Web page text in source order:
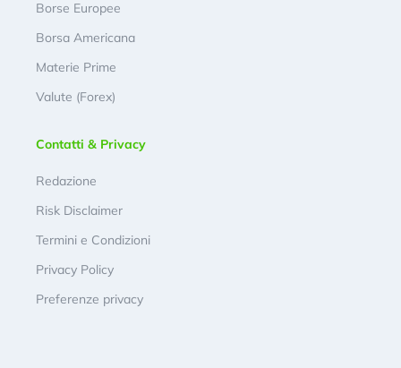
Borse Europee
Borsa Americana
Materie Prime
Valute (Forex)
Contatti & Privacy
Redazione
Risk Disclaimer
Termini e Condizioni
Privacy Policy
Preferenze privacy